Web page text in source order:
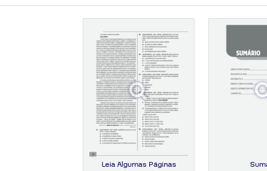
Leia Algumas Páginas